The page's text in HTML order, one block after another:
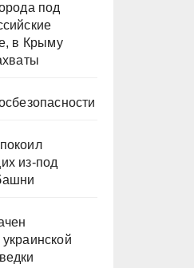
под
в Крыму
из-под